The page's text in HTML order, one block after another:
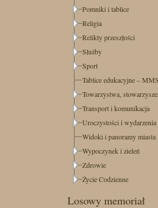
Pomniki i tablice
Religia
Relikty przeszłości
Służby
Sport
Tablice edukacyjne – MMS
Towarzystwa,
Transport i komunikacja
Uroczystości i wydarzenia
Widoki i panoramy miasta
Wypoczynek i zieleń
Zdrowie
Życie Codzienne
Losowy memoriał